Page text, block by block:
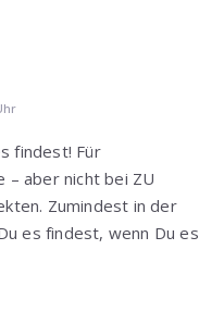
findest! Für
– aber nicht bei ZU
Zumindest in der
es findest, wenn Du es